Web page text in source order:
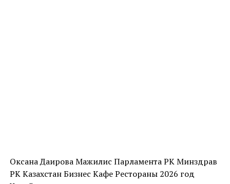
Оксана Даирова Мажилис Парламента РК Минздрав
РК Казахстан Бизнес Кафе Рестораны 2026 год